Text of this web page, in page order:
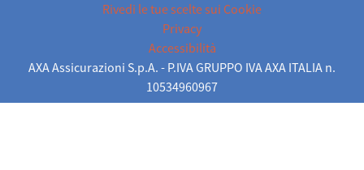
Rivedi le tue scelte sui Cookie
Privacy
Accessibilità
AXA Assicurazioni S.p.A. - P.IVA GRUPPO IVA AXA ITALIA n.
10534960967